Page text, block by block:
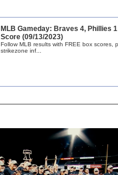
MLB Gameday: Braves 4, Phillies 1
Score (09/13/2023)
Follow MLB results with FREE box scores,
strikezone inf...